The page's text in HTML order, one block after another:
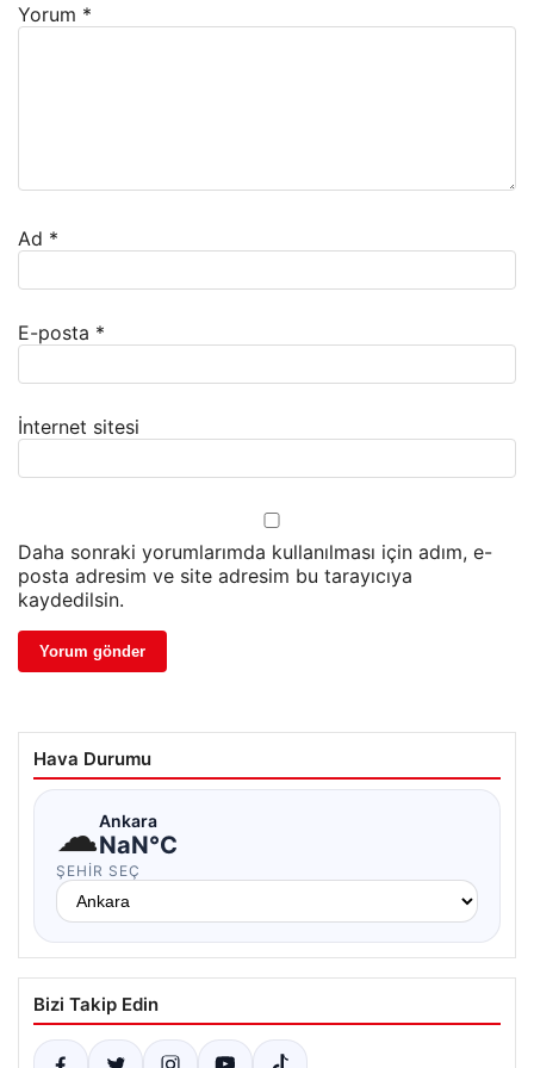
Yorum *
Ad *
E-posta *
İnternet sitesi
Daha sonraki yorumlarımda kullanılması için adım, e-
posta adresim ve site adresim bu tarayıcıya
kaydedilsin.
Hava Durumu
☁Ankara
NaN°C
ŞEHIR SEÇ
Bizi Takip Edin